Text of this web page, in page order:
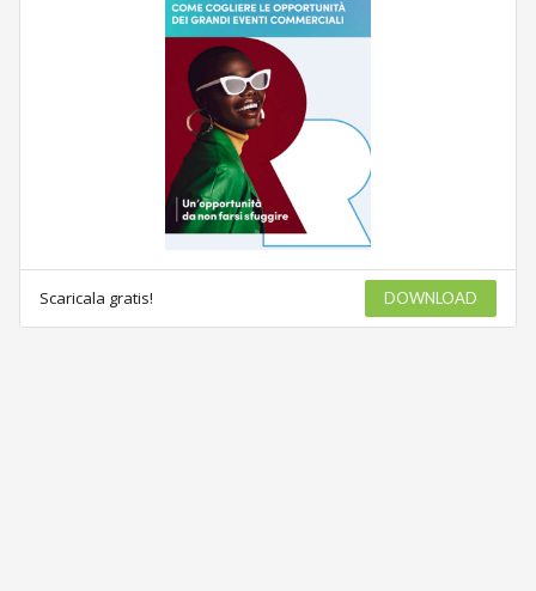
Scaricala gratis! DOWNLOAD